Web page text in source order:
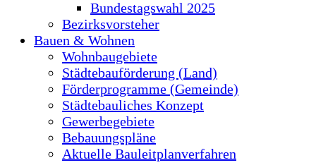
Bundestagswahl 2025
Bezirksvorsteher
Bauen & Wohnen
Wohnbaugebiete
Städtebauförderung (Land)
Förderprogramme (Gemeinde)
Städtebauliches Konzept
Gewerbegebiete
Bebauungspläne
Aktuelle Bauleitplanverfahren